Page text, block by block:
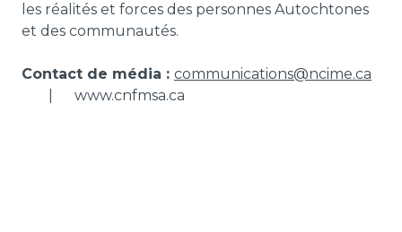
les réalités et forces des personnes Autochtones
et des communautés.
Contact de média : communications@ncime.ca
| www.cnfmsa.ca